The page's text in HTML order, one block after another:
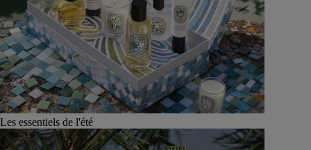
Les essentiels de l'été